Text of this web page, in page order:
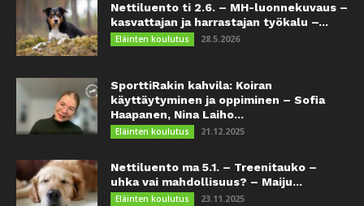
Nettiluento ti 2.6. – MH-luonnekuvaus –
kasvattajan ja harrastajan työkalu –...
Eläinten koulutus 28.5.2026
SporttiRakin kahvila: Koiran
käyttäytyminen ja oppiminen – Sofia
Haapanen, Nina Laiho...
Eläinten koulutus 21.12.2025
Nettiluento ma 5.1. – Treenitauko –
uhka vai mahdollisuus? – Maiju...
Eläinten koulutus 23.11.2025